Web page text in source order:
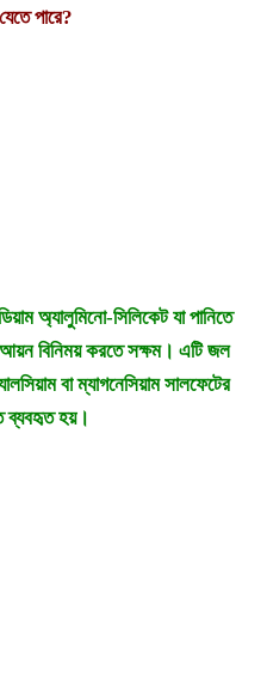
পারে?
অ্যালুমিনো-সিলিকেট যা পানিতে
আয়ন বিনিময় করতে সক্ষম। এটি জল
বা ম্যাগনেসিয়াম সালফেটের
ব্যবহৃত হয়।